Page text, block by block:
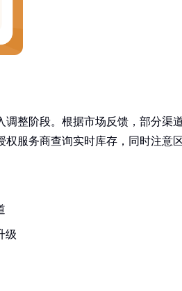
整阶段。根据市场反馈，部分渠
服务商查询实时库存，同时注意
级